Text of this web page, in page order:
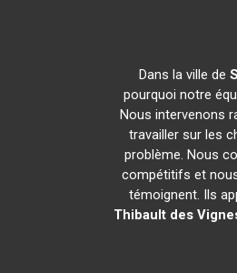
Dans la ville de
pourquoi notre
Nous intervenons
travailler sur les
problème. Nous
compétitifs et
témoignent. Ils
Thibault des